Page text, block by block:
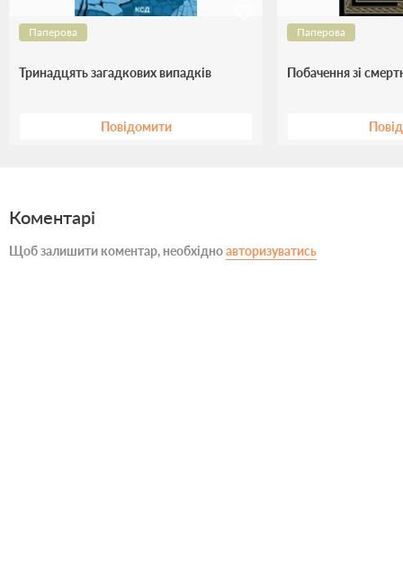
Паперова
Тринадцять загадкових випадків
Повідомити
Паперова
Побачення зі
Коментарі
Щоб залишити коментар, необхідноавторизуватись